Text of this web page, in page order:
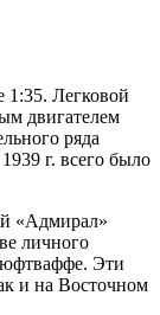
1:35. Легковой
двигателем
ряда
г. всего было
«Адмирал»
личного
Эти
и на Восточном